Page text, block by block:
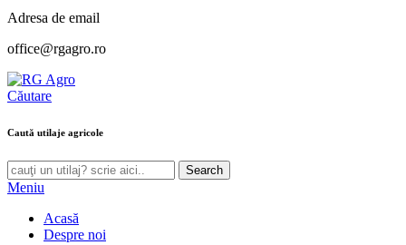
Adresa de email
office@rgagro.ro
Căutare
Caută utilaje agricole
Search
Meniu
Acasă
Despre noi